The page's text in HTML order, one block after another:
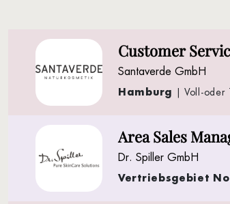
Customer
Santaverde GmbH
Hamburg | Voll-oder
Area Sales
Dr. Spiller GmbH
Vertriebsgebiet